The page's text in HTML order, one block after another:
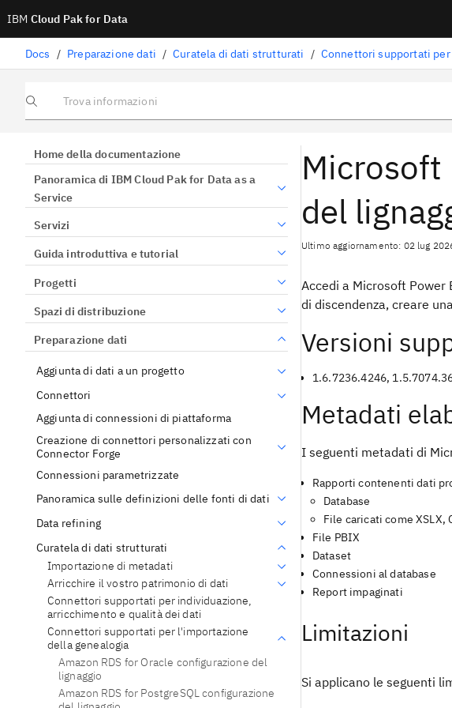
IBM Cloud Pak for Data
Docs / Preparazione dati / Curatela di dati strutturati /
Trova informazioni
Home della documentazione
Panoramica di IBM Cloud Pak for Data as a
Service
Servizi
Guida introduttiva e tutorial
Progetti
Spazi di distribuzione
Preparazione dati
Aggiunta di dati a un progetto
Connettori
Aggiunta di connessioni di piattaforma
Creazione di connettori personalizzati con
Connector Forge
Connessioni parametrizzate
Panoramica sulle definizioni delle fonti di dati
Data refining
Curatela di dati strutturati
Importazione di metadati
Arricchire il vostro patrimonio di dati
Connettori supportati per individuazione,
arricchimento e qualità dei dati
Connettori supportati per l'importazione
della genealogia
Amazon RDS for Oracle configurazione del
lignaggio
Amazon RDS for PostgreSQL configurazione
Microsoft
del
Ultimo aggiornamento: 02 lug
Accedi a Microsoft Power
di discendenza, creare
Versioni
1.6.7236.4246,
Metadati
I seguenti metadati di
Rapporti contenenti dati
Database
File caricati come XSLX,
File PBIX
Dataset
Connessioni al database
Report impaginati
Limitazioni
Si applicano le seguenti